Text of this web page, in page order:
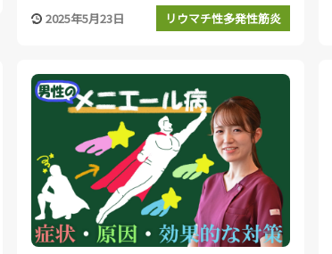
2025年5月23日 リウマチ性多発性筋炎